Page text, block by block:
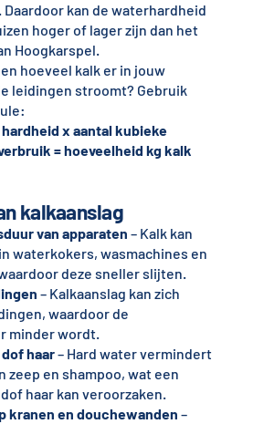
kan de waterhardheid
hoger of lager zijn dan het
Hoogkarspel.
hoeveel kalk er in jouw
leidingen stroomt? Gebruik
hardheid x aantal kubieke
= hoeveelheid kg kalk
kalkaanslag
van apparaten – Kalk kan
waterkokers, wasmachines en
deze sneller slijten.
– Kalkaanslag kan zich
waardoor de
minder wordt.
haar– Hard water vermindert
zeep en shampoo, wat een
haar kan veroorzaken.
kranen en douchewanden –